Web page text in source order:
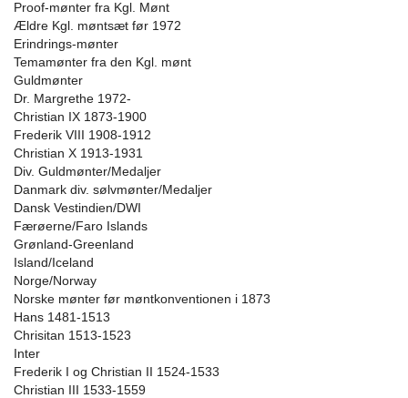
Proof-mønter fra Kgl. Mønt
Ældre Kgl. møntsæt før 1972
Erindrings-mønter
Temamønter fra den Kgl. mønt
Guldmønter
Dr. Margrethe 1972-
Christian IX 1873-1900
Frederik VIII 1908-1912
Christian X 1913-1931
Div. Guldmønter/Medaljer
Danmark div. sølvmønter/Medaljer
Dansk Vestindien/DWI
Færøerne/Faro Islands
Grønland-Greenland
Island/Iceland
Norge/Norway
Norske mønter før møntkonventionen i 1873
Hans 1481-1513
Chrisitan 1513-1523
Inter
Frederik I og Christian II 1524-1533
Christian III 1533-1559